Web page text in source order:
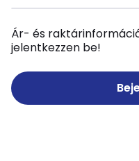
Ár- és
jelentkezzen be!